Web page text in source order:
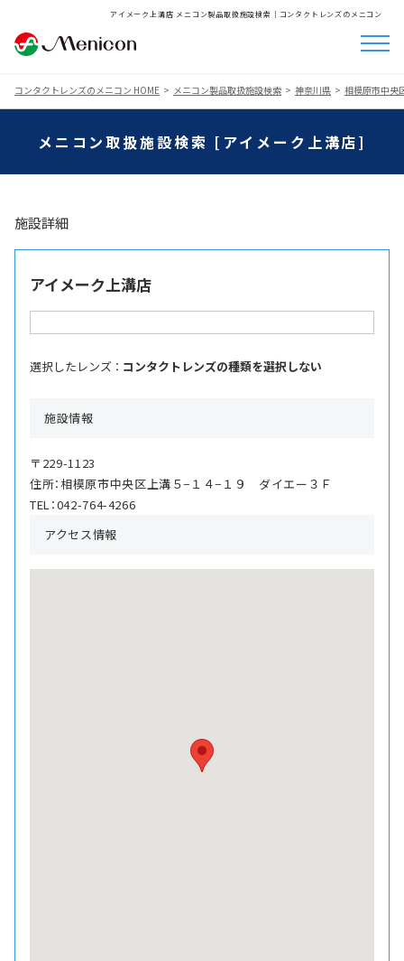
アイメーク上溝店 メニコン製品取扱施設検索│コンタクトレンズのメニコン
コンタクトレンズのメニコン HOME メニコン製品取扱施設検索 神奈川県 相模原市中央
メニコン取扱施設検索 [アイメーク上溝店]
施設詳細
アイメーク上溝店
選択したレンズ ： コンタクトレンズの種類を選択しない
施設情報
〒229-1123
住所：相模原市中央区上溝５−１４−１９ ダイエー３Ｆ
TEL：042-764-4266
アクセス情報